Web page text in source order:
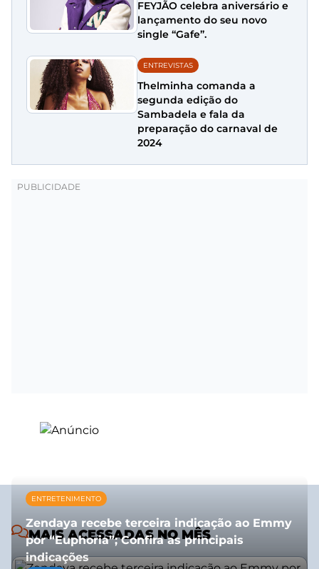
FEYJÃO celebra aniversário e
lançamento do seu novo
single “Gafe”.
ENTREVISTAS
Thelminha comanda a
segunda edição do
Sambadela e fala da
preparação do carnaval de
2024
MAIS ACESSADAS NO MÊS
ENTRETENIMENTO
Zendaya recebe terceira indicação ao Emmy
por “Euphoria”; Confira as principais
indicações